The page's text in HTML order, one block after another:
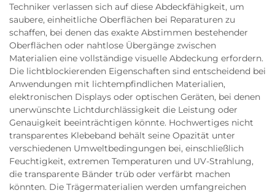
Techniker verlassen sich auf diese Abdeckfähigkeit, um
saubere, einheitliche Oberflächen bei Reparaturen zu
schaffen, bei denen das exakte Abstimmen bestehender
Oberflächen oder nahtlose Übergänge zwischen
Materialien eine vollständige visuelle Abdeckung erfordern.
Die lichtblockierenden Eigenschaften sind entscheidend bei
Anwendungen mit lichtempfindlichen Materialien,
elektronischen Displays oder optischen Geräten, bei denen
unerwünschte Lichtdurchlässigkeit die Leistung oder
Genauigkeit beeinträchtigen könnte. Hochwertiges nicht
transparentes Klebeband behält seine Opazität unter
verschiedenen Umweltbedingungen bei, einschließlich
Feuchtigkeit, extremen Temperaturen und UV-Strahlung,
die transparente Bänder trüb oder verfärbt machen
könnten. Die Trägermaterialien werden umfangreichen